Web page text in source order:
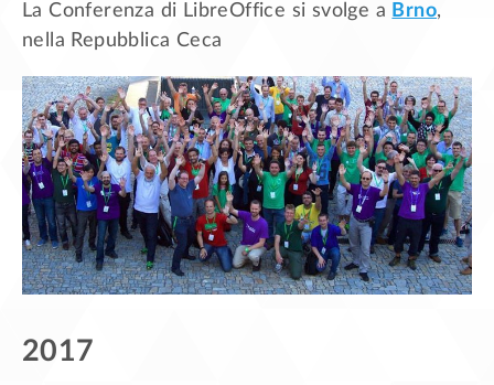
La Conferenza di LibreOffice si svolge a Brno,
nella Repubblica Ceca
2017